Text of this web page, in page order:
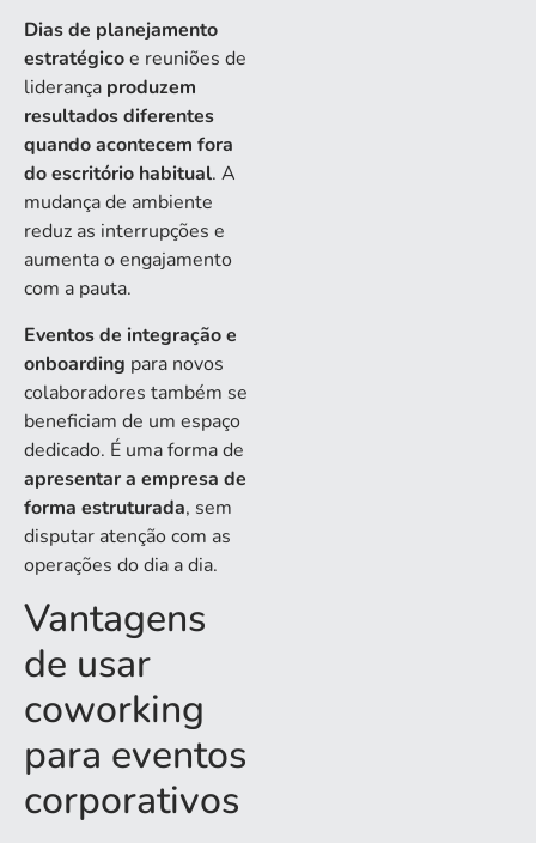
Dias de planejamento
estratégicoe reuniões de
liderança produzem
resultados diferentes
quando acontecem fora
do escritório habitual. A
mudança de ambiente
reduz as interrupções e
aumenta o engajamento
com a pauta.
Eventos de integração e
onboarding para novos
colaboradores também se
beneficiam de um espaço
dedicado. É uma forma de
apresentar a empresa de
forma estruturada, sem
disputar atenção com as
operações do dia a dia.
Vantagens
de usar
coworking
para eventos
corporativos